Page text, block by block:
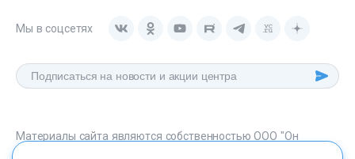
Мы в соцсетях
Материалы сайта являются собственностью ООО "Он